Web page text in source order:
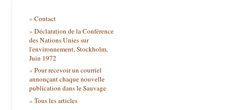
Contact
Déclaration de la Conférence
des Nations Unies sur
l'environnement, Stockholm,
Juin 1972
Pour recevoir un courriel
annonçant chaque nouvelle
publication dans le Sauvage
Tous les articles